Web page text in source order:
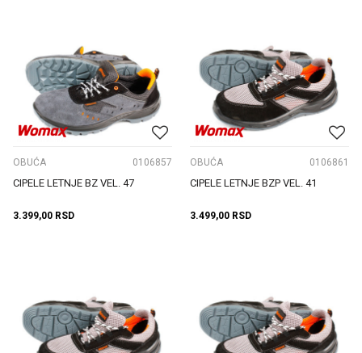
OBUĆA 0106857
CIPELE LETNJE BZ VEL. 47
3.399,00 RSD
OBUĆA 0106861
CIPELE LETNJE BZP VEL. 41
3.499,00 RSD